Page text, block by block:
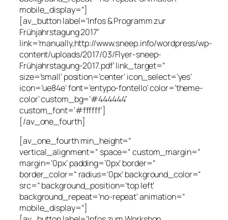
mobile_display=“]
[av_button label=’Infos & Programm zur
Frühjahrstagung 2017′
link=’manually,http://www.sneep.info/wordpress/wp-
content/uploads/2017/03/Flyer-sneep-
Frühjahrstagung-2017.pdf‘ link_target=“
size=’small‘ position=’center‘ icon_select=’yes‘
icon=’ue84e‘ font=’entypo-fontello‘ color=’theme-
color‘ custom_bg=’#444444′
custom_font=’#ffffff‘]
[/av_one_fourth]
[av_one_fourth min_height=“
vertical_alignment=“ space=“ custom_margin=“
margin=’0px‘ padding=’0px‘ border=“
border_color=“ radius=’0px‘ background_color=“
src=“ background_position=’top left‘
background_repeat=’no-repeat‘ animation=“
mobile_display=“]